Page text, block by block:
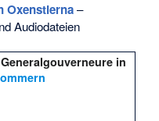
Oxenstierna–
Audiodateien
in